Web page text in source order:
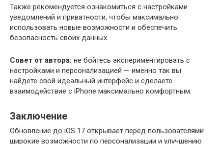
Также рекомендуется ознакомиться с настройками
уведомлений и приватности, чтобы максимально
использовать новые возможности и обеспечить
безопасность своих данных.
Совет от автора: не бойтесь экспериментировать с
настройками и персонализацией — именно так вы
найдете свой идеальный интерфейс и сделаете
взаимодействие с iPhone максимально комфортным.
Заключение
Обновление до iOS 17 открывает перед пользователями
широкие возможности по персонализации и улучшению